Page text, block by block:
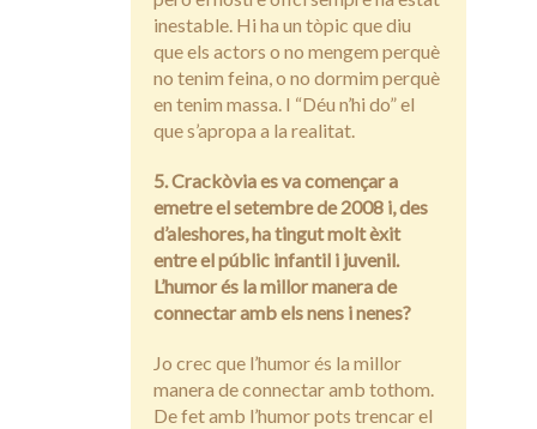
inestable. Hi ha un tòpic que diu
que els actors o no mengem perquè
no tenim feina, o no dormim perquè
en tenim massa. I “Déu n’hi do” el
que s’apropa a la realitat.
5. Crackòvia es va començar a
emetre el setembre de 2008 i, des
d’aleshores, ha tingut molt èxit
entre el públic infantil i juvenil.
L’humor és la millor manera de
connectar amb els nens i nenes?
Jo crec que l’humor és la millor
manera de connectar amb tothom.
De fet amb l’humor pots trencar el